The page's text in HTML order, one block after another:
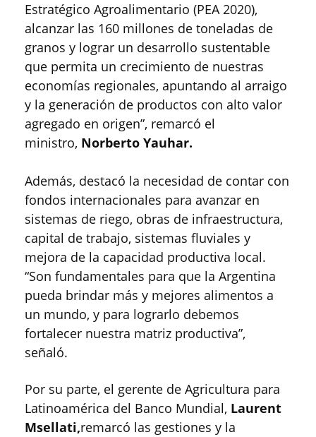
Estratégico Agroalimentario (PEA 2020),
alcanzar las 160 millones de toneladas de
granos y lograr un desarrollo sustentable
que permita un crecimiento de nuestras
economías regionales, apuntando al arraigo
y la generación de productos con alto valor
agregado en origen”, remarcó el
ministro, Norberto Yauhar.
Además, destacó la necesidad de contar con
fondos internacionales para avanzar en
sistemas de riego, obras de infraestructura,
capital de trabajo, sistemas fluviales y
mejora de la capacidad productiva local.
“Son fundamentales para que la Argentina
pueda brindar más y mejores alimentos a
un mundo, y para lograrlo debemos
fortalecer nuestra matriz productiva”,
señaló.
Por su parte, el gerente de Agricultura para
Latinoamérica del Banco Mundial, Laurent
Msellati,remarcó las gestiones y la